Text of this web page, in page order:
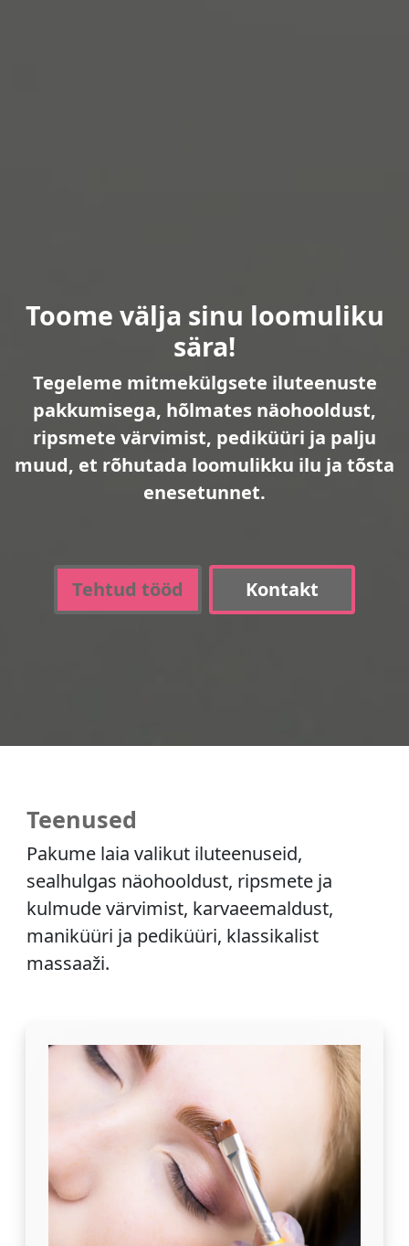
Toome välja sinu loomuliku
sära!
Tegeleme mitmekülgsete iluteenuste
pakkumisega, hõlmates näohooldust,
ripsmete värvimist, pediküüri ja palju
muud, et rõhutada loomulikku ilu ja tõsta
enesetunnet.
Tehtud tööd Kontakt
Teenused
Pakume laia valikut iluteenuseid,
sealhulgas näohooldust, ripsmete ja
kulmude värvimist, karvaeemaldust,
maniküüri ja pediküüri, klassikalist
massaaži.